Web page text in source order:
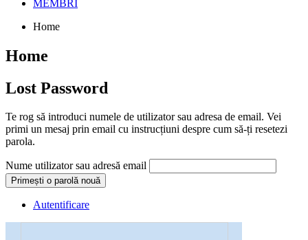
MEMBRI
Home
Home
Lost Password
Te rog să introduci numele de utilizator sau adresa de email. Vei
primi un mesaj prin email cu instrucțiuni despre cum să-ți resetezi
parola.
Nume utilizator sau adresă email
Primești o parolă nouă
Autentificare